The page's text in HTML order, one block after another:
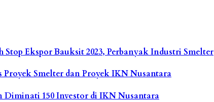
Ekspor Bauksit 2023, Perbanyak Industri Smelter
Proyek Smelter dan Proyek IKN Nusantara
Diminati 150 Investor di IKN Nusantara